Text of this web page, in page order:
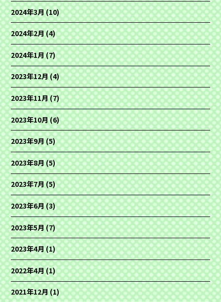
2024年3月(10)
2024年2月(4)
2024年1月(7)
2023年12月(4)
2023年11月(7)
2023年10月(6)
2023年9月(5)
2023年8月(5)
2023年7月(5)
2023年6月(3)
2023年5月(7)
2023年4月(1)
2022年4月(1)
2021年12月(1)